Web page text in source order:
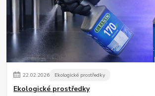
22.02.2026 Ekologické prostředky
Ekologické prostředky